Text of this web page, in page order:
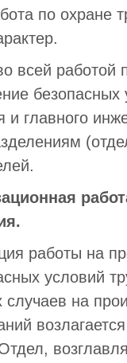
по охране
всей работой
безопасных
и главного
работы на
условий
на